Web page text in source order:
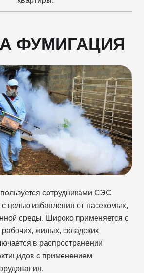
ФУМИГАЦИЯ
сотрудниками СЭС
с целью избавления от насекомых,
среды. Широко применяется с
жилых, складских
в распространении
с применением